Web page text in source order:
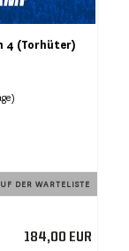
4 (Torhüter)
DER WARTELISTE
184,00 EUR